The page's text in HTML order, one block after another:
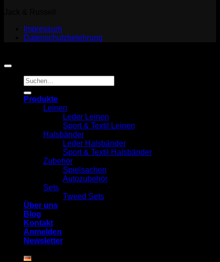
Impressum
Datenschutzbelehrung
Suchen
nach:
Produkte
Leinen
Leder Leinen
Sport & Textil Leinen
Halsbänder
Leder Halsbänder
Sport & Textil Halsbänder
Zubehör
Spielsachen
Autozubehör
Sets
Tweed Sets
Über uns
Blog
Kontakt
Anmelden
Newsletter